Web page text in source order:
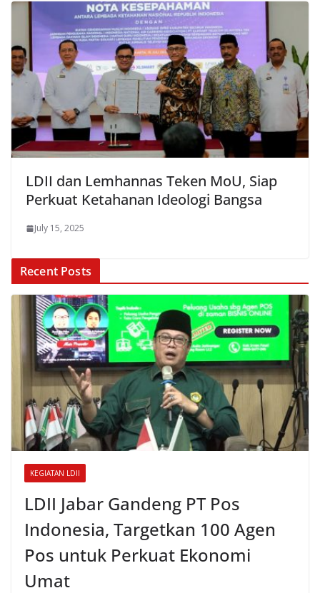
LDII dan Lemhannas Teken MoU, Siap
Perkuat Ketahanan Ideologi Bangsa
July 15, 2025
Recent Posts
KEGIATAN LDII
LDII Jabar Gandeng PT Pos
Indonesia, Targetkan 100 Agen
Pos untuk Perkuat Ekonomi
Umat